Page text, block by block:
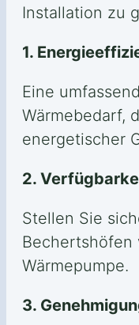
Installation zu
1.
Eine
Wärmebedarf,
energetischer
2.
Stellen Sie
Bechertshöfen
Wärmepumpe.
3.